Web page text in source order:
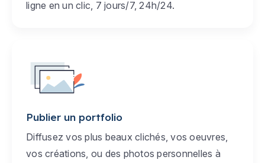
ligne en un clic, 7 jours/7, 24h/24.
Publier un portfolio
Diffusez vos plus beaux clichés, vos oeuvres,
vos créations, ou des photos personnelles à